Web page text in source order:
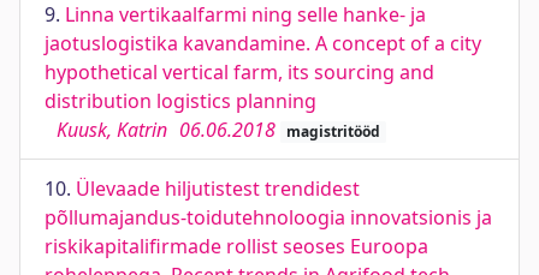
9. Linna vertikaalfarmi ning selle hanke- ja
jaotuslogistika kavandamine. A concept of a city
hypothetical vertical farm, its sourcing and
distribution logistics planning
Kuusk, Katrin 06.06.2018 magistritööd
10. Ülevaade hiljutistest trendidest
põllumajandus-toidutehnoloogia innovatsionis ja
riskikapitalifirmade rollist seoses Euroopa